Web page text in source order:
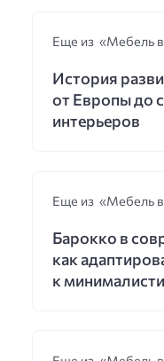
Еще из «Мебель
История
от Европы до
интерьеров
Еще из «Мебель
Барокко в
как
к